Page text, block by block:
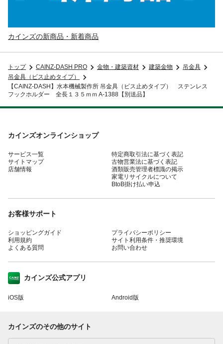
カインズの新商品・新着商品
トップ CAINZ-DASH PRO 金物・建築資材 建築金物
吊金具
吊金具（ビス止めタイプ）
【CAINZ-DASH】水本機械製作所 吊金具（ビス止めタイプ） ステンレス
フックホルダー 全長１３５ｍｍ A-1388【別送品】
カインズオンラインショップ
サービス一覧
サイトマップ
店舗情報
特定商取引法に基づく表記
古物営業法に基づく表記
酒類販売管理者標識の掲示
家電リサイクルについて
BtoB掛け払い申込
お客様サポート
ショッピングガイド
利用規約
よくある質問
プライバシーポリシー
サイト利用条件・推奨環境
お問い合わせ
カインズ公式アプリ
iOS版 Android版
カインズのその他のサイト